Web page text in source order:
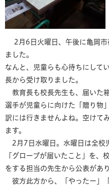
2月6日火曜日、午後に亀岡市
ました。
なんと、児童らも心待ちにして
長から受け取りました。
教育長も校長先生も、届いた
選手が児童らに向けた「贈り物
訳には行きませんよね。空けて
ます。
2月7日水曜日。水曜日は全校
「グローブが届いたこと」を、
をする担当の先生から公表があ
彼方此方から、「やったー」